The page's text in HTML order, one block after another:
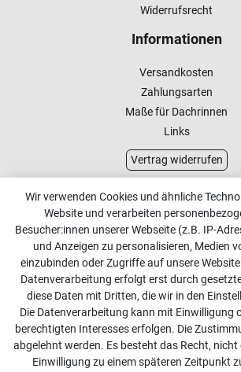
Widerrufsrecht
Informationen
Versandkosten
Zahlungsarten
Maße für Dachrinnen
Links
Vertrag widerrufen
Kundenservice
Kontakt
Online Retourenservice
Kontakt
info@dachdecker-
+49 3501
Montag - Freitag, 08:00 -
Wir verwenden Cookies und ähnliche
Website und verarbeiten
Besucher:innen unserer Webseite (z.B. IP-
und Anzeigen zu personalisieren, Medien
einzubinden oder Zugriffe auf unsere
Datenverarbeitung erfolgt erst durch
diese Daten mit Dritten, die wir in den
Die Datenverarbeitung kann mit Einwilligung
berechtigten Interesses erfolgen. Die
abgelehnt werden. Es besteht das Recht,
Einwilligung zu einem späteren Zeitpunkt